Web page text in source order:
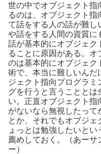
世の中でオブジェクト指
るのは、オブジェクト
て話をする人の話が難し
や話をする人間の資質に
話が基本的にオブジェク
ることに原因がある。オ
のは基本的にオブジェク
術で、本当に難しいんだ
ジェクト指向プログラ
グを行うと言うこととは
い。正直オブジェクト
がないなら無視したって
とか、それでもオブジ
ょっとは勉強したいと
薦めしておく。（あーサ
ー）